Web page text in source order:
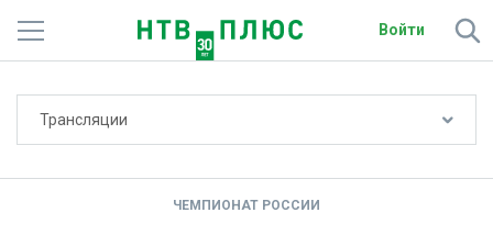
Войти
Трансляции
ЧЕМПИОНАТ РОССИИ